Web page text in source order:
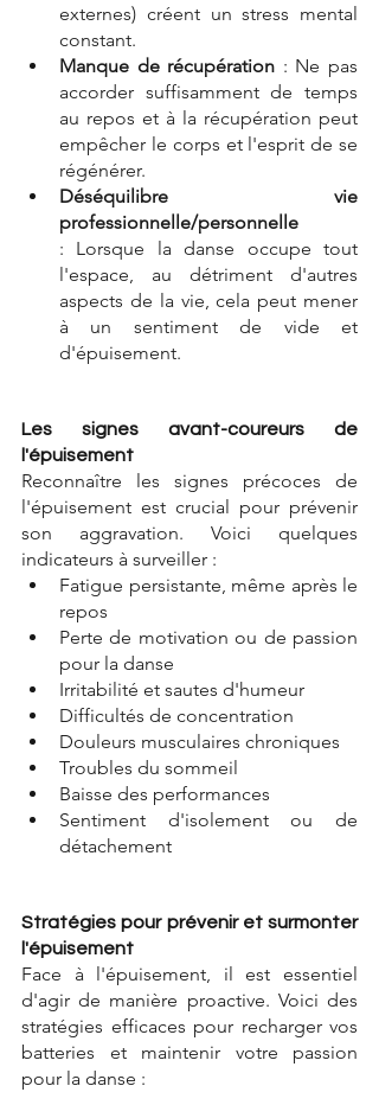
externes) créent un stress mental
constant.
Manque de récupération : Ne pas
accorder suffisamment de temps
au repos et à la récupération peut
empêcher le corps et l'esprit de se
régénérer.
Déséquilibre vie
professionnelle/personnelle
: Lorsque la danse occupe tout
l'espace, au détriment d'autres
aspects de la vie, cela peut mener
à un sentiment de vide et
d'épuisement.
Les signes avant-coureurs de
l'épuisement
Reconnaître les signes précoces de
l'épuisement est crucial pour prévenir
son aggravation. Voici quelques
indicateurs à surveiller :
Fatigue persistante, même après le
repos
Perte de motivation ou de passion
pour la danse
Irritabilité et sautes d'humeur
Difficultés de concentration
Douleurs musculaires chroniques
Troubles du sommeil
Baisse des performances
Sentiment d'isolement ou de
détachement
Stratégies pour prévenir et surmonter
l'épuisement
Face à l'épuisement, il est essentiel
d'agir de manière proactive. Voici des
stratégies efficaces pour recharger vos
batteries et maintenir votre passion
pour la danse ⁠ :